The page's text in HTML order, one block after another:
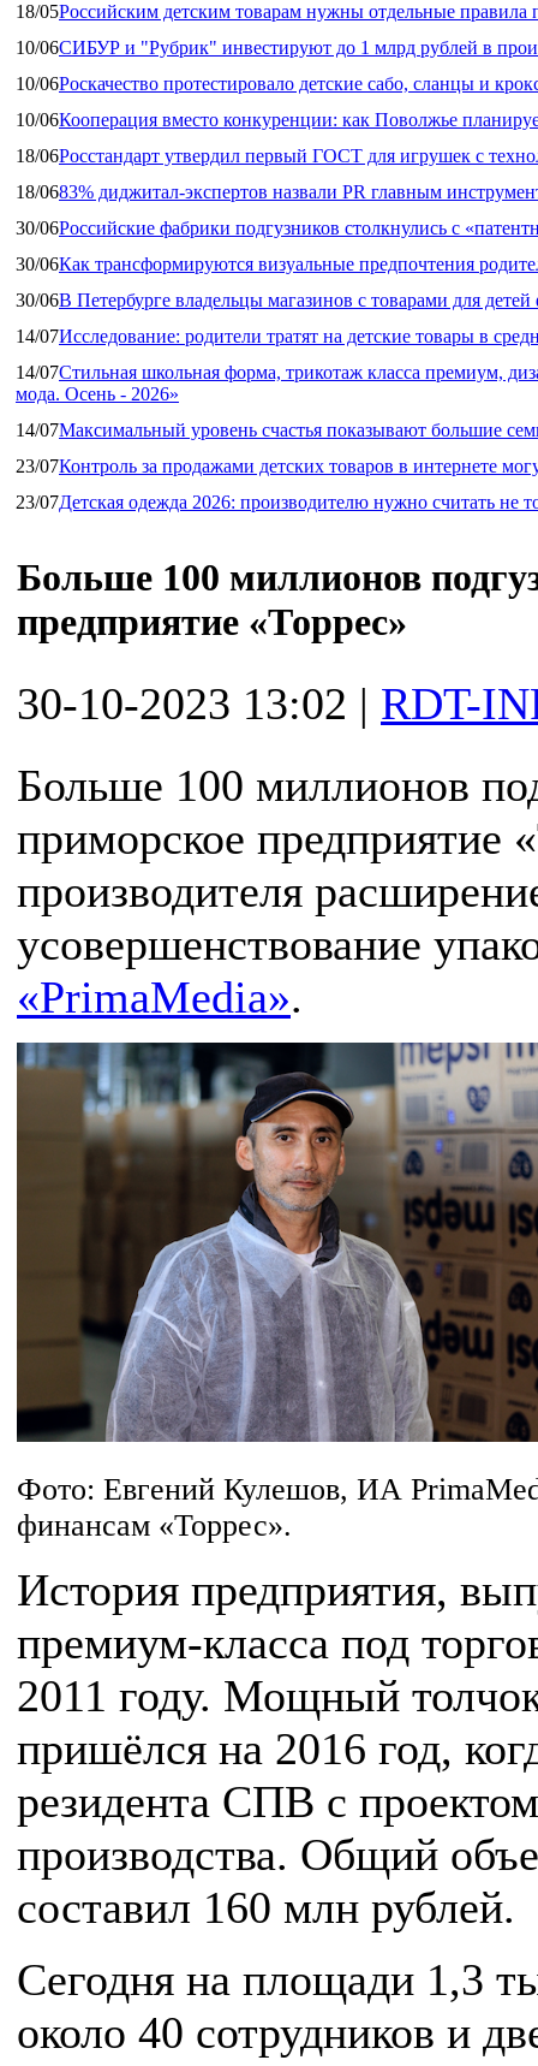
18/05Российским детским товарам нужны отдельные правила
10/06СИБУР и "Рубрик" инвестируют до 1 млрд рублей в
10/06Роскачество протестировало детские сабо, сланцы и
10/06Кооперация вместо конкуренции: как Поволжье
18/06Росстандарт утвердил первый ГОСТ для игрушек с
18/0683% диджитал‑экспертов назвали PR главным
30/06Российские фабрики подгузников столкнулись с
30/06Как трансформируются визуальные предпочтения
30/06В Петербурге владельцы магазинов с товарами для
14/07Исследование: родители тратят на детские товары в
14/07Стильная школьная форма, трикотаж класса премиум,
мода. Осень - 2026»
14/07Максимальный уровень счастья показывают большие
23/07Контроль за продажами детских товаров в интернете
23/07Детская одежда 2026: производителю нужно считать не
Больше 100 миллионов
предприятие «Торрес»
30-10-2023 13:02 | RDT-
Больше 100 миллионов
приморское предприятие
производителя
усовершенствование
«PrimaMedia».
Фото: Евгений Кулешов, ИА
финансам «Торрес».
История предприятия,
премиум-класса под
2011 году. Мощный
пришёлся на 2016 год,
резидента СПВ с
производства. Общий
составил 160 млн рублей.
Сегодня на площади 1,3
около 40 сотрудников и